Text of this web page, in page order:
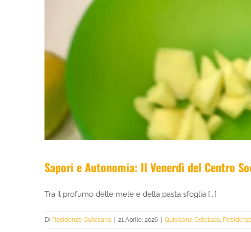
Sapori e Autonomia: Il Venerdì del Centro
Tra il profumo delle mele e della pasta sfoglia [...]
Di Residenze Quisisana | 21 Aprile, 2026 | Quisisana Ostellato